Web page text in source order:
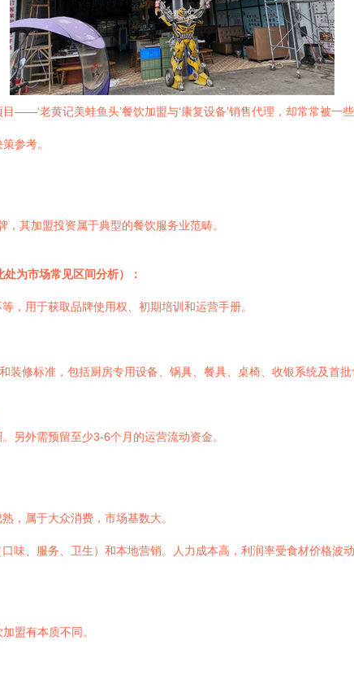
——‘老黄记美蛙鱼头’餐饮加盟与‘康复设备’销售代理，却常常被一
参考。
，其加盟投资属于典型的餐饮服务业范畴。
为市场常见区间分析）：
，用于获取品牌使用权、初期培训和运营手册。
装修标准，包括厨房专用设备、锅具、餐具、桌椅、收银系统及首
另外需预留至少3-6个月的运营流动资金。
，属于大众消费，市场基数大。
味、服务、卫生）和本地营销。人力成本高，利润率受食材价格波
盟有本质不同。